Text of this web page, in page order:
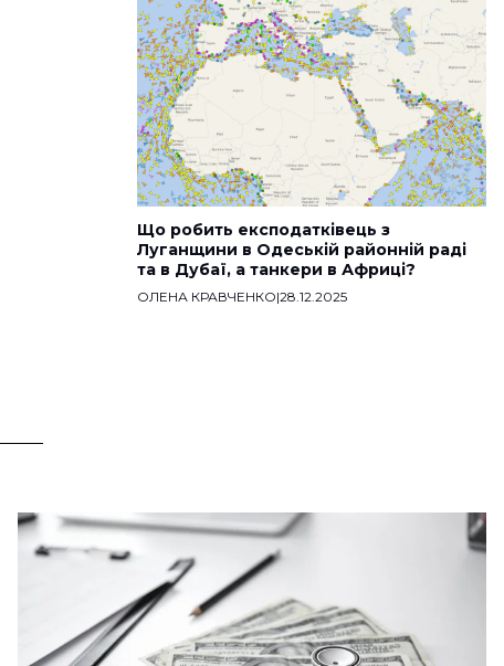
Що робить експодатківець з
Луганщини в Одеській районній раді
та в Дубаї, а танкери в Африці?
ОЛЕНА КРАВЧЕНКО|28.12.2025